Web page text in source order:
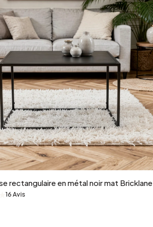
Ajouter au panier
rectangulaire en métal noir mat Bricklane
&
16 Avis